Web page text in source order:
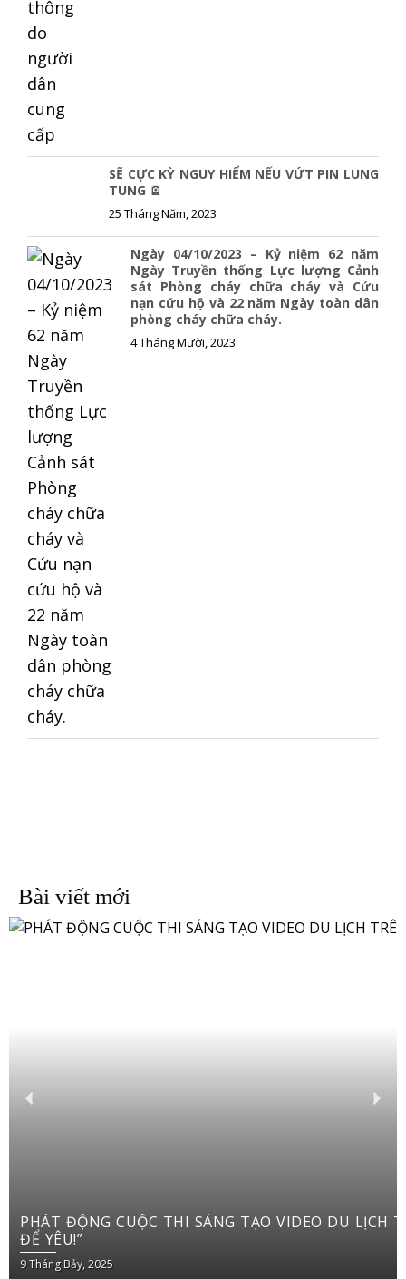
SẼ CỰC KỲ NGUY HIỂM NẾU VỨT PIN LUNG
TUNG 🪫
25 Tháng Năm, 2023
Ngày 04/10/2023 – Kỷ niệm 62 năm
Ngày Truyền thống Lực lượng Cảnh
sát Phòng cháy chữa cháy và Cứu
nạn cứu hộ và 22 năm Ngày toàn dân
phòng cháy chữa cháy.
4 Tháng Mười, 2023
Bài viết mới
PHÁT ĐỘNG CUỘC THI SÁNG TẠO VIDEO DU LỊCH TRÊN YOUTUBE SHORTS “VIỆT NAM: ĐI
ĐỂ YÊU!”
9 Tháng Bảy, 2025